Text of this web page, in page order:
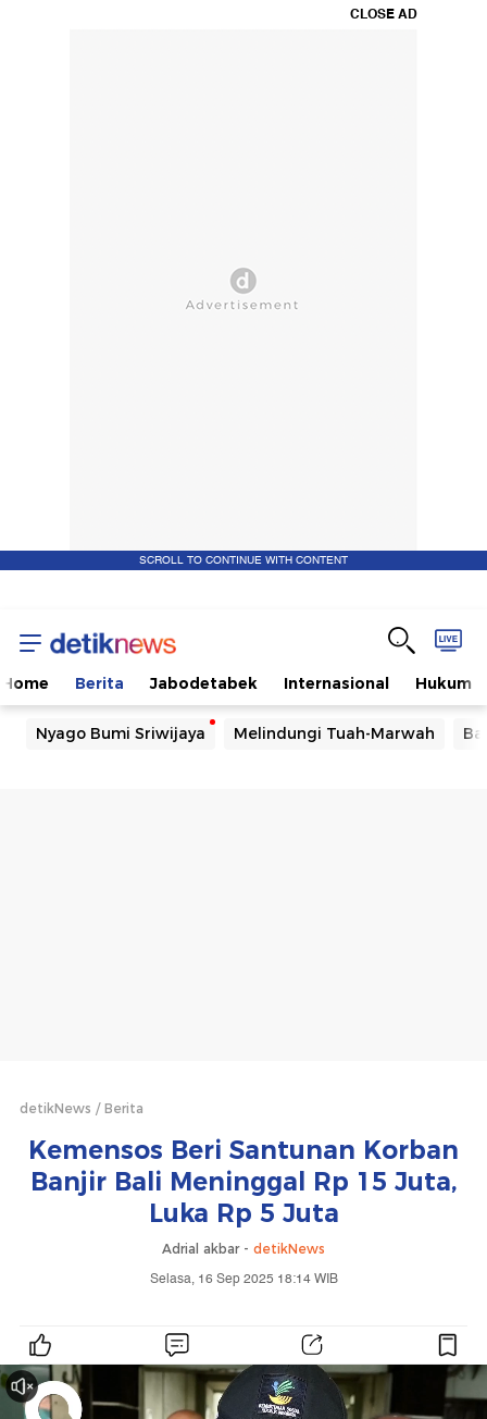
CLOSE AD
SCROLL TO CONTINUE WITH CONTENT
Home Berita Jabodetabek Internasional Hukum
Nyago Bumi Sriwijaya Melindungi Tuah-Marwah
detikNews Berita
Kemensos Beri Santunan Korban
Banjir Bali Meninggal Rp 15 Juta,
Luka Rp 5 Juta
Adrial akbar - detikNews
Selasa, 16 Sep 2025 18:14 WIB